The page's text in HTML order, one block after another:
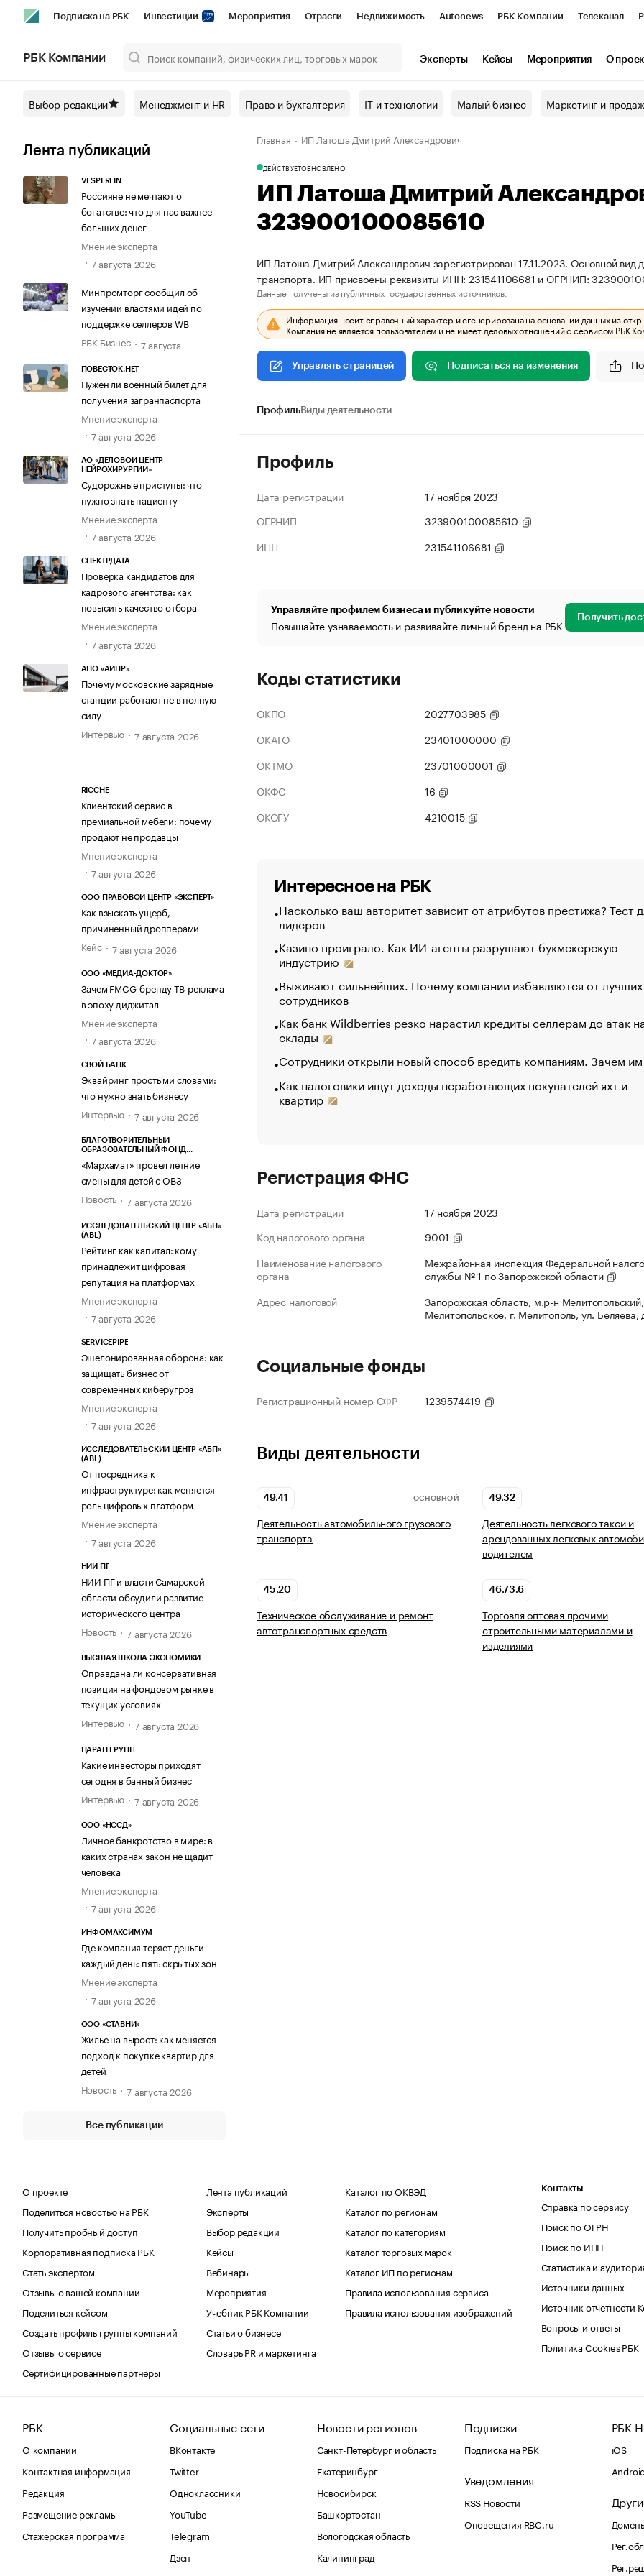
Подписка на РБК Инвестиции Мероприятия Отрасли Недвижимость Autonews РБК Компании Телеканал
Спецпроекты СПб Конференции СПб Спецпроекты Проверка контрагентов
Технологии и медиа Рынок наличной валюты
РБК Компании Эксперты Кейсы Мероприятия О
Выбор редакции Менеджмент и HR Право и бухгалтерия IT и технологии Малый бизнес Маркетинг и
Лента публикаций
VESPERFIN
Россияне не мечтают о
богатстве: что для нас важнее
больших денег
Мнение эксперта
7 августа 2026
Минпромторг сообщил об
изучении властями идей по
поддержке селлеров WB
РБК Бизнес
7 августа
ПОВЕСТОК.НЕТ
Нужен ли военный билет для
получения загранпаспорта
Мнение эксперта
7 августа 2026
АО «ДЕЛОВОЙ ЦЕНТР
НЕЙРОХИРУРГИИ»
Судорожные приступы: что
нужно знать пациенту
Мнение эксперта
7 августа 2026
СПЕКТРДАТА
Проверка кандидатов для
кадрового агентства: как
повысить качество отбора
Мнение эксперта
7 августа 2026
АНО «АИПР»
Почему московские зарядные
станции работают не в полную
силу
Интервью
7 августа 2026
RICCHE
Клиентский сервис в
премиальной мебели: почему
продают не продавцы
Мнение эксперта
7 августа 2026
ООО ПРАВОВОЙ ЦЕНТР «ЭКСПЕРТ»
Как взыскать ущерб,
причиненный дропперами
Кейс
7 августа 2026
ООО «МЕДИА-ДОКТОР»
Зачем FMCG-бренду ТВ-реклама
в эпоху диджитал
Мнение эксперта
7 августа 2026
СВОЙ БАНК
Эквайринг простыми словами:
что нужно знать бизнесу
Интервью
7 августа 2026
БЛАГОТВОРИТЕЛЬНЫЙ
ОБРАЗОВАТЕЛЬНЫЙ ФОНД
«Мархамат» провел летние
смены для детей с ОВЗ
Новость
7 августа 2026
ИССЛЕДОВАТЕЛЬСКИЙ ЦЕНТР «АБП»
(ABL)
Рейтинг как капитал: кому
принадлежит цифровая
репутация на платформах
Мнение эксперта
7 августа 2026
SERVICEPIPE
Эшелонированная оборона: как
защищать бизнес от
современных киберугроз
Мнение эксперта
7 августа 2026
ИССЛЕДОВАТЕЛЬСКИЙ ЦЕНТР «АБП»
(ABL)
От посредника к
инфраструктуре: как меняется
роль цифровых платформ
Мнение эксперта
7 августа 2026
НИИ ПГ
НИИ ПГ и власти Самарской
области обсудили развитие
исторического центра
Новость
7 августа 2026
ВЫСШАЯ ШКОЛА ЭКОНОМИКИ
Оправдана ли консервативная
позиция на фондовом рынке в
текущих условиях
Интервью
7 августа 2026
ЦАРАН ГРУПП
Какие инвесторы приходят
сегодня в банный бизнес
Интервью
7 августа 2026
ООО «НССД»
Личное банкротство в мире: в
каких странах закон не щадит
человека
Мнение эксперта
7 августа 2026
ИНФОМАКСИМУМ
Где компания теряет деньги
каждый день: пять скрытых зон
Мнение эксперта
7 августа 2026
ООО «СТАВНИ»
Жилье на вырост: как меняется
подход к покупке квартир для
детей
Новость
7 августа 2026
Все публикации
Главная ИП Латоша Дмитрий Александрович
ДЕЙСТВУЕТОБНОВЛЕНО
ИП Латоша Дмитрий
323900100085610
ИП Латоша Дмитрий Александрович зарегистрирован 17.11.2023. Основной вид
транспорта. ИП присвоены реквизиты ИНН: 231541106681 и ОГРНИП:
Данные получены из публичных государственных источников.
Информация носит справочный характер и сгенерирована на основании данных из
Компания не является пользователем и не имеет деловых отношений с сервисом РБК
Управлять страницей Подписаться на изменения
ПрофильВиды деятельности
Профиль
Дата регистрации
17 ноября 2023
ОГРНИП
323900100085610
ИНН
231541106681
Управляйте профилем бизнеса и публикуйте новости
Повышайте узнаваемость и развивайте личный бренд на РБК Получить
Коды статистики
ОКПО
2027703985
ОКАТО
23401000000
ОКТМО
23701000001
ОКФС
16
ОКОГУ
4210015
Интересное на РБК
Насколько ваш авторитет зависит от атрибутов престижа? Тест
лидеров
Казино проиграло. Как ИИ-агенты разрушают букмекерскую
индустрию
Выживают сильнейших. Почему компании избавляются от лучших
сотрудников
Как банк Wildberries резко нарастил кредиты селлерам до атак
склады
Сотрудники открыли новый способ вредить компаниям. Зачем
Как налоговики ищут доходы неработающих покупателей яхт и
квартир
Регистрация ФНС
Дата регистрации
17 ноября 2023
Код налогового органа
9001
Наименование налогового
органа
Межрайонная инспекция Федеральной
службы № 1 по Запорожской области
Адрес налоговой
Запорожская область, м.р-н Мелитопольский,
Мелитопольское, г. Мелитополь, ул. Беляева,
Социальные фонды
Регистрационный номер СФР 1239574419
Виды деятельности
49.41 ОСНОВНОЙ
Деятельность автомобильного грузового
транспорта
49.32
Деятельность легкового такси и
арендованных легковых
водителем
45.20
Техническое обслуживание и ремонт
автотранспортных средств
46.73.6
Торговля оптовая прочими
строительными материалами и
изделиями
О проекте
Поделиться новостью на РБК
Получить пробный доступ
Корпоративная подписка РБК
Стать экспертом
Отзывы о вашей компании
Поделиться кейсом
Создать профиль группы компаний
Отзывы о сервисе
Сертифицированные партнеры
Лента публикаций
Эксперты
Выбор редакции
Кейсы
Вебинары
Мероприятия
Учебник РБК Компании
Статьи о бизнесе
Словарь PR и маркетинга
Каталог по ОКВЭД
Каталог по регионам
Каталог по категориям
Каталог торговых марок
Каталог ИП по регионам
Правила использования сервиса
Правила использования изображений
Контакты
Справка по сервису
Поиск по ОГРН
Поиск по ИНН
Статистика и
Источники данных
Источник отчетности
Вопросы и ответы
Политика Cookies РБК
РБК
О компании
Контактная информация
Редакция
Размещение рекламы
Стажерская программа
Социальные сети
ВКонтакте
Twitter
Одноклассники
YouTube
Telegram
Дзен
Новости регионов
Санкт-Петербург и область
Екатеринбург
Новосибирск
Башкортостан
Вологодская область
Калининград
Подписки
Подписка на РБК
Уведомления
RSS Новости
Оповещения RBC.ru
РБК
iOS